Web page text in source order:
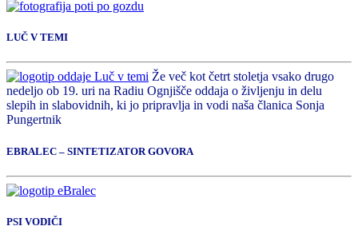
LUČ V TEMI
Že več kot četrt stoletja vsako drugo
nedeljo ob 19. uri na Radiu Ognjišče oddaja o življenju in delu
slepih in slabovidnih, ki jo pripravlja in vodi naša članica Sonja
Pungertnik
EBRALEC – SINTETIZATOR GOVORA
PSI VODIČI